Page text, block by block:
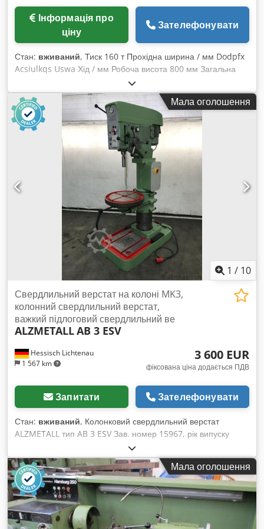
ціну
Зателефонувати
Стан: вживаний, Тиск 160 т Прохідна ширина / мм Dodpfx
Acsiulkqs Uswa Хід / мм Робоча висота 800 мм Загальна
потужність 15 кВт Вага машини приблизно 11,8 т - Розмір
столу: 1000x1000 мм - Відстань стіл/пуанс, при великому
ході вгорі, регулювання вгорі: 800 мм Додаткова інформація
Висувний стіл
Мала оголошення
1 / 10
Hessisch Lichtenau
1 567 km
Свердлильний верстат на колоні MK3,
колонний свердлильний верстат,
важкий підлоговий свердлильний ве
ALZMETALLAB 3 ESV
3 600 EUR
фіксована ціна додається ПДВ
Запитати Зателефонувати
Стан: вживаний, Колонковий свердлильний верстат
ALZMETALL тип AB 3 ESV Зав. номер 15967, рік випуску
1977 Свердлильна здатність: 32 мм Конус шпинделя: MK 3
– коротка піноль Відстань від носика шпинделя до столу:
545 мм (коротка піноль) Відстань від адаптера шпинделя до
столу: 395 мм (адаптер MK) Вильот: 290 мм Хід пінолі: 160
мм Розмір стола: Ø 545 мм Діаметр колони: 220 мм
Швидкість обертання шпинделя: 55–1450 об/хв,
безступінчато Потужність двигуна: 1 / 1,6 кВт Підключення
Мала оголошення